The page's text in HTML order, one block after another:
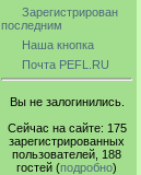
Зарегистрирован
последним
Наша кнопка
Почта PEFL.RU
Вы не залогинились.
Сейчас на сайте: 175
зарегистрированных
пользователей, 188
гостей (подробно)